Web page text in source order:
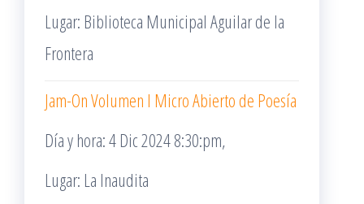
Lugar: Biblioteca Municipal Aguilar de la
Frontera
Jam-On Volumen I Micro Abierto de Poesía
Día y hora: 4 Dic 2024 8:30:pm,
Lugar: La Inaudita